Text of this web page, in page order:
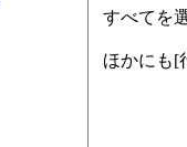
すべてを
ほかにも[